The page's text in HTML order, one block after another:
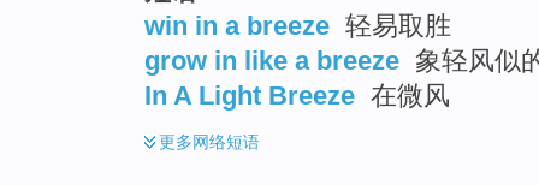
win in a breeze 轻易取胜
grow in like a breeze 象轻风似
In A Light Breeze 在微风
更多网络短语